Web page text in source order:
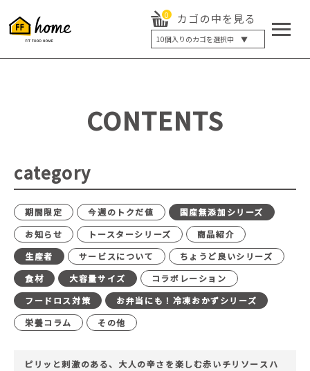
0 カゴの中を見る
10個入りのカゴを選択中 ▼
5個入り
20個入り
最大12%OFF
CONTENTS
category
期間限定 今週のトクだ値
国産無添加シリーズ
お知らせ
トースターシリーズ
商品紹介
生産者
サービスについて
ちょうど良いシリーズ
食材
大容量サイズ
コラボレーション
フードロス対策
お弁当にも！冷凍おかずシリーズ
栄養コラム
その他
ピリッと刺激のある、大人の辛さを楽しむ赤いチリソースハ